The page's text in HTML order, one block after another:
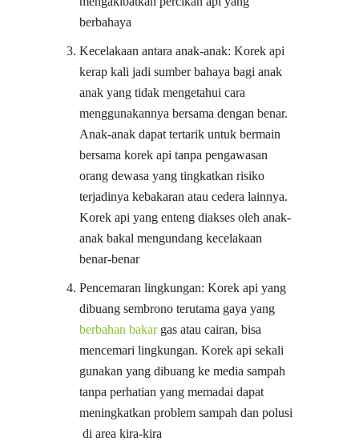
berbahaya
Kecelakaan antara anak-anak: Korek api
kerap kali jadi sumber bahaya bagi anak
anak yang tidak mengetahui cara
menggunakannya bersama dengan benar.
Anak-anak dapat tertarik untuk bermain
bersama korek api tanpa pengawasan
orang dewasa yang tingkatkan risiko
terjadinya kebakaran atau cedera lainnya.
Korek api yang enteng diakses oleh anak-
anak bakal mengundang kecelakaan
benar-benar
Pencemaran lingkungan: Korek api yang
dibuang sembrono terutama gaya yang
berbahan bakargas atau cairan, bisa
mencemari lingkungan. Korek api sekali
gunakan yang dibuang ke media sampah
tanpa perhatian yang memadai dapat
meningkatkan problem sampah dan polusi
di area kira-kira